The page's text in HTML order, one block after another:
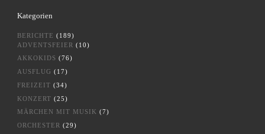
Kategorien
BERICHTE (189)
ADVENTSFEIER (10)
AKKOKIDS (76)
AUSFLUG (17)
FREIZEIT (34)
KONZERT (25)
MÄRCHEN MIT MUSIK (7)
ORCHESTER (29)